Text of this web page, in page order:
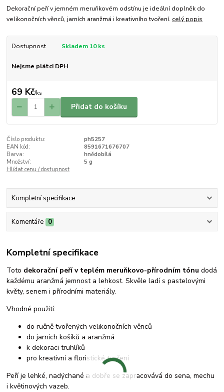
Dekorační peří v jemném meruňkovém odstínu je ideální doplněk do
velikonočních věnců, jarních aranžmá i kreativního tvoření. celý popis
Dostupnost Skladem 10 ks
Nejsme plátci DPH
69 Kč/ks
Přidat do košíku
Číslo produktu:
ph5257
EAN kód:
8591671676707
Barva:
hnědobílá
Množství:
5 g
Hlídat cenu / dostupnost
Kompletní specifikace
Komentáře 0
Kompletní specifikace
Toto dekorační peří v teplém meruňkovo-přírodním tónu dodá
každému aranžmá jemnost a lehkost. Skvěle ladí s pastelovými
květy, senem i přírodními materiály.
Vhodné použití:
do ručně tvořených velikonočních věnců
do jarních košíků a aranžmá
k dekoraci truhlíků
pro kreativní a floristické tvoření
Peří je lehké, nadýchané a dobře se zapracovává do sena, mechu
i květinových vazeb.